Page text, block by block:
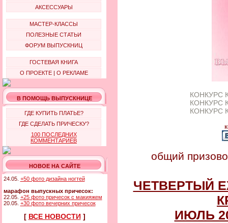
АКСЕССУАРЫ
МАСТЕР-КЛАССЫ
ПОЛЕЗНЫЕ СТАТЬИ
ФОРУМ ВЫПУСКНИЦ
ГОСТЕВАЯ КНИГА
О ПРОЕКТЕ| О РЕКЛАМЕ
В ПОМОЩЬ ВЫПУСКНИЦЕ
ГДЕ КУПИТЬ ПЛАТЬЕ?
ГДЕ СДЕЛАТЬ ПРИЧЕСКУ?
100 ПОСЛЕДНИХ
КОММЕНТАРИЕВ
НОВОЕ НА САЙТЕ
24.05. +50 фото дизайна ногтей
марафон выпускных причесок:
22.05. +25 фото причесок с макияжем
20.05. +30 фото вечерних причесок
[ ВСЕ НОВОСТИ]
КОНКУРС
КОНКУРС
КОНКУРС
общий
ЧЕТВЕРТЫЙ
ИЮЛЬ